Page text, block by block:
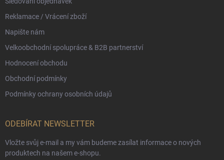
Reklamace / Vrácení zboží
Napište nám
Velkoobchodní spolupráce & B2B partnerství
Hodnocení obchodu
Obchodní podmínky
Podmínky ochrany osobních údajů
ODEBÍRAT NEWSLETTER
Vložte svůj e-mail a my vám budeme zasílat informace o nových
produktech na našem e-shopu.